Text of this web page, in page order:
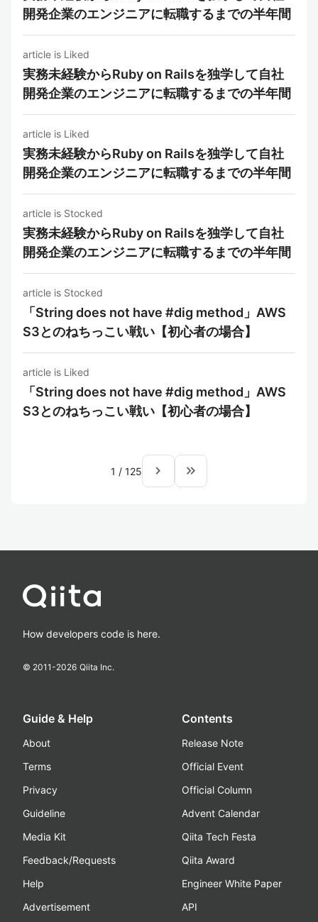
開発企業のエンジニアに転職するまでの半年間
article is Liked
実務未経験からRuby on Railsを独学して自社
開発企業のエンジニアに転職するまでの半年間
article is Liked
実務未経験からRuby on Railsを独学して自社
開発企業のエンジニアに転職するまでの半年間
article is Stocked
実務未経験からRuby on Railsを独学して自社
開発企業のエンジニアに転職するまでの半年間
article is Stocked
「String does not have #dig method」AWS
S3とのねちっこい戦い【初心者の場合】
article is Liked
「String does not have #dig method」AWS
S3とのねちっこい戦い【初心者の場合】
1 / 125 navigate_next keyboard_double_arrow_right
How developers code is here.
© 2011-2026 Qiita Inc.
Guide & Help
About
Terms
Privacy
Guideline
Media Kit
Feedback/Requests
Help
Advertisement
Contents
Release Note
Official Event
Official Column
Advent Calendar
Qiita Tech Festa
Qiita Award
Engineer White Paper
API